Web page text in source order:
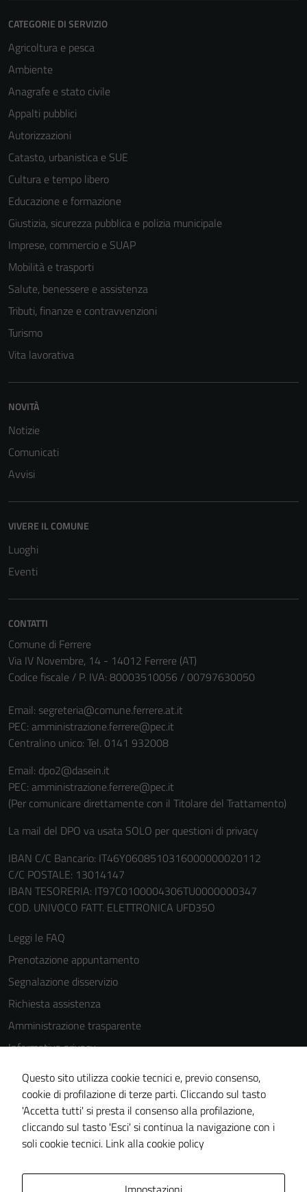
CATEGORIE DI SERVIZIO
Agricoltura e pesca
Ambiente
Anagrafe e stato civile
Appalti pubblici
Autorizzazioni
Catasto, urbanistica e SUE
Cultura e tempo libero
Educazione e formazione
Giustizia, sicurezza pubblica e polizia municipale
Imprese, commercio e SUAP
Mobilità e trasporti
Salute, benessere e assistenza
Tributi, finanze e contravvenzioni
Turismo
Vita lavorativa
NOVITÀ
Notizie
Comunicati
Avvisi
VIVERE IL COMUNE
Luoghi
Eventi
CONTATTI
Comune di Ferrere
Via IV Novembre, 14 - 14012 Ferrere (AT)
Codice fiscale / P. IVA: 80003510056 / 00797630050
Email: segreteria@comune.ferrere.at.it
PEC: amministrazione.ferrere@pec.it
Centralino unico: Tel. 0141 932008
Email: dpo2@dasein.it
PEC: amministrazione.ferrere@pec.it
(Per comunicare direttamente con il Titolare del Trattamento)
La mail del DPO va usata SOLO per questioni di privacy
IBAN C/C Bancario: IT46Y0608510316000000020112
C/C POSTALE: 13014147
IBAN TESORERIA: IT97C0100004306TU0000000347
COD. UNIVOCO FATT. ELETTRONICA UFD35O
Leggi le FAQ
Prenotazione appuntamento
Segnalazione disservizio
Richiesta assistenza
Amministrazione trasparente
Informativa privacy
Cookie Policy
Note legali
Dichiarazione di accessibilità
Piano di miglioramento del sito
Questo sito utilizza cookie tecnici e, previo consenso,
cookie di profilazione di terze parti. Cliccando sul tasto
'Accetta tutti' si presta il consenso alla profilazione,
cliccando sul tasto 'Esci' si continua la navigazione con i
soli cookie tecnici. Link alla cookie policy
Questi cookie
non raccolgono
informazioni